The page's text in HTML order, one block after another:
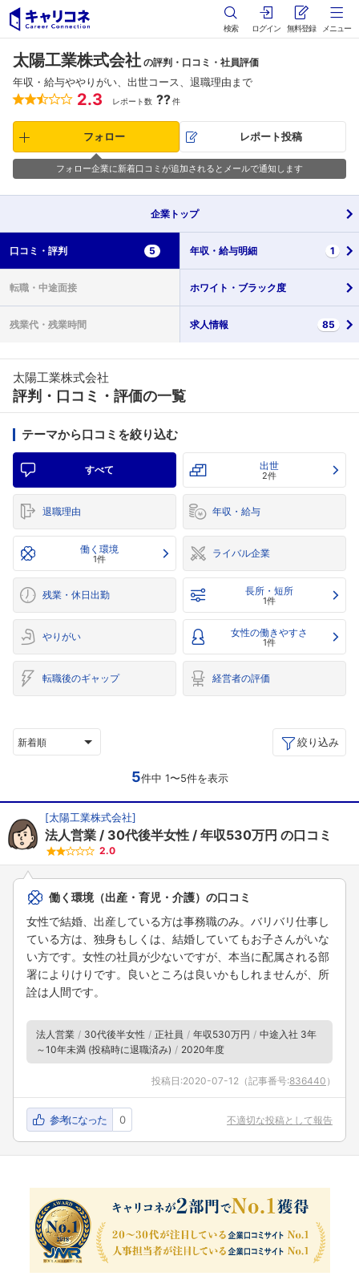
検索 ログイン 無料登録 メニュー
太陽工業株式会社 の評判・口コミ・社員評価
年収・給与ややりがい、出世コース、退職理由まで
2.3 レポート数 ??件
フォロー レポート投稿
フォロー企業に新着口コミが追加されるとメールで通知します
企業 トップ
口コミ・ 評判 5 年収・ 給与明細 1
転職・ 中途面接 ホワイト・ ブラック度
残業代・ 残業時間 求人情報 85
太陽工業株式会社
評判・口コミ・評価の一覧
テーマから口コミを絞り込む
すべて 出世
2件
退職理由 年収・給与
働く環境
1件 ライバル企業
残業・休日出勤 長所・短所
1件
やりがい 女性の働きやすさ
1件
転職後のギャップ 経営者の評価
新着順 絞り込み
5件中 1〜5件を表示
[太陽工業株式会社]
法人営業 30代後半女性 年収530万円 の口コミ
2.0
働く環境（出産・育児・介護）の口コミ
女性で結婚、出産している方は事務職のみ。バリバリ仕事し
ている方は、独身もしくは、結婚していてもお子さんがいな
い方です。女性の社員が少ないですが、本当に配属される部
署によりけりです。良いところは良いかもしれませんが、所
詮は人間です。
法人営業 30代後半女性 正社員 年収530万円
中途入社 3年
～10年未満 (投稿時に退職済み)
2020年度
投稿日:2020-07-12 （記事番号:836440 ）
参考になった 0 不適切な投稿として報告